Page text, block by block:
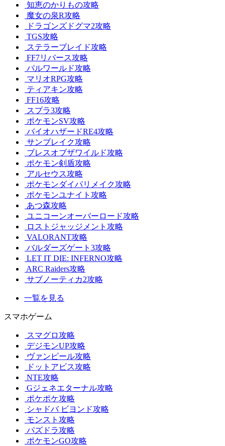
知恵のかりもの攻略
魔女の泉R攻略
ドラゴンズドグマ2攻略
TGS攻略
ステラーブレイド攻略
FF7リバース攻略
パルワールド攻略
マリオRPG攻略
ティアキン攻略
FF16攻略
スプラ3攻略
ポケモンSV攻略
バイオハザードRE4攻略
サンブレイク攻略
ブレスオブザワイルド攻略
ポケモン剣盾攻略
アルセウス攻略
ポケモンダイパリメイク攻略
ポケモンユナイト攻略
あつ森攻略
ユニコーンオーバーロード攻略
ロストジャッジメント攻略
VALORANT攻略
バルダーズゲート3攻略
LET IT DIE: INFERNO攻略
ARC Raiders攻略
サブノーティカ2攻略
一覧を見る
スマホゲーム
スマグロ攻略
デジモンUP攻略
ヴァンピール攻略
ドットアビス攻略
NTE攻略
Gジェネエターナル攻略
ポケポケ攻略
シャドバ ビヨンド攻略
モンスト攻略
パズドラ攻略
ポケモンGO攻略